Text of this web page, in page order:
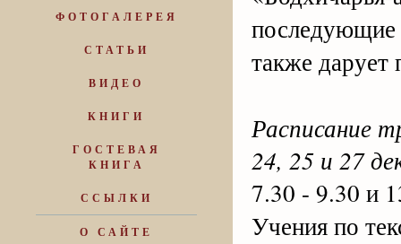
ФОТОГАЛЕРЕЯ
СТАТЬИ
ВИДЕО
КНИГИ
ГОСТЕВАЯ
КНИГА
ССЫЛКИ
О САЙТЕ
также
Расписание
24, 25 и 27
7.30 - 9.30 и
Учения по